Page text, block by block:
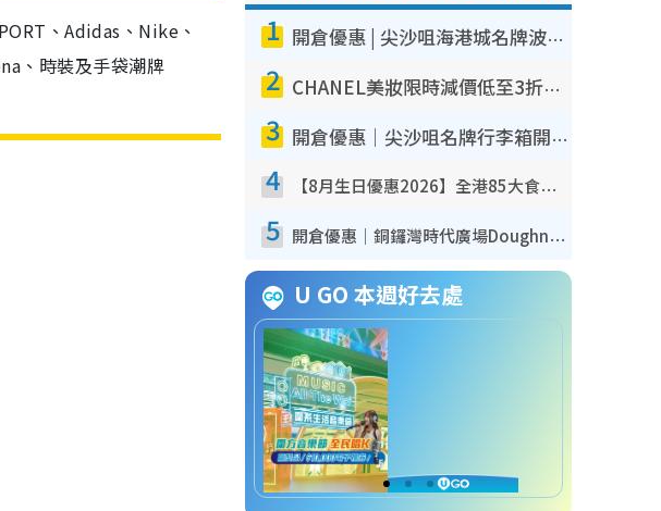
、Adidas、Nike、
、時裝及手袋潮牌
1 開倉優惠 | 尖沙咀海港城名牌波鞋開倉低至1折！On鞋$899起／Joy&Peace鞋履$98起
2 CHANEL美妝限時減價低至3折！人氣粉底/唇膏/精華液低至$275！COCO香水都有平
3 開倉優惠｜尖沙咀名牌行李箱開倉低至4折！一連5日 American Tourister/ace./Hallmark $200起！
4 【8月生日優惠2026】全港85大食買玩著數攻略 自助餐/火鍋放題同行免費＋誠品/DONKI送現金券
5 開倉優惠｜銅鑼灣時代廣場Doughnut/Campo Marzio開倉低至1折！背囊、書包、手袋劈價$200起
U GO 本週好去處